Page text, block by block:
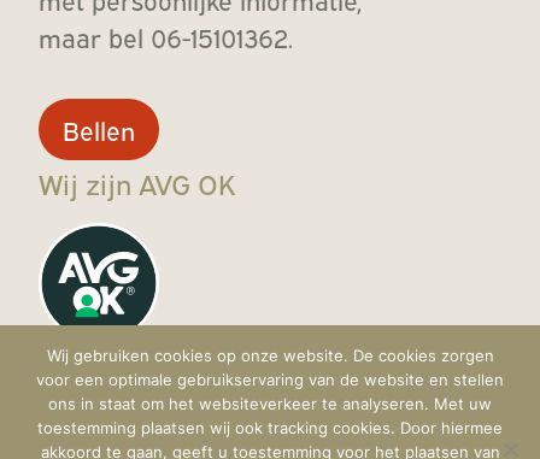
maar bel 06-15101362.
Bellen
Wij zijn AVG OK
Wij gebruiken cookies op onze website. De cookies zorgen
voor een optimale gebruikservaring van de website en stellen
ons in staat om het websiteverkeer te analyseren. Met uw
toestemming plaatsen wij ook tracking cookies. Door hiermee
akkoord te gaan, geeft u toestemming voor het plaatsen van